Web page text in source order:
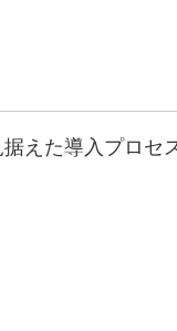
えた導入プロセ